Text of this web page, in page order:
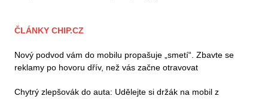
ČLÁNKY CHIP.CZ
Nový podvod vám do mobilu propašuje „smetí“. Zbavte se
reklamy po hovoru dřív, než vás začne otravovat
Chytrý zlepšovák do auta: Udělejte si držák na mobil z